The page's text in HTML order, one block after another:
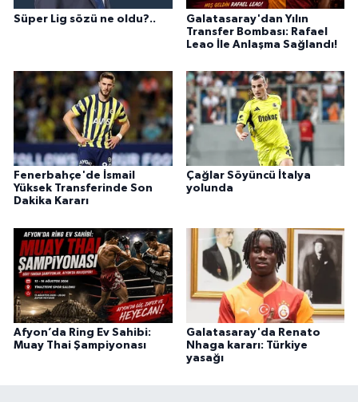
Süper Lig sözü ne oldu?..
Galatasaray'dan Yılın
Transfer Bombası: Rafael
Leao İle Anlaşma Sağlandı!
Fenerbahçe'de İsmail
Yüksek Transferinde Son
Dakika Kararı
Çağlar Söyüncü İtalya
yolunda
Afyon’da Ring Ev Sahibi:
Muay Thai Şampiyonası
Galatasaray'da Renato
Nhaga kararı: Türkiye
yasağı